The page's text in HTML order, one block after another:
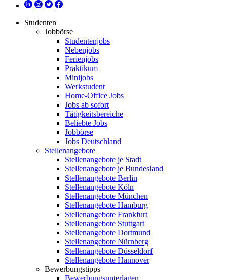
Studenten
Jobbörse
Studentenjobs
Nebenjobs
Ferienjobs
Praktikum
Minijobs
Werkstudent
Home-Office Jobs
Jobs ab sofort
Tätigkeitsbereiche
Beliebte Jobs
Jobbörse
Jobs Deutschland
Stellenangebote
Stellenangebote je Stadt
Stellenangebote je Bundesland
Stellenangebote Berlin
Stellenangebote Köln
Stellenangebote München
Stellenangebote Hamburg
Stellenangebote Frankfurt
Stellenangebote Stuttgart
Stellenangebote Dortmund
Stellenangebote Nürnberg
Stellenangebote Düsseldorf
Stellenangebote Hannover
Bewerbungstipps
Bewerbungsunterlagen